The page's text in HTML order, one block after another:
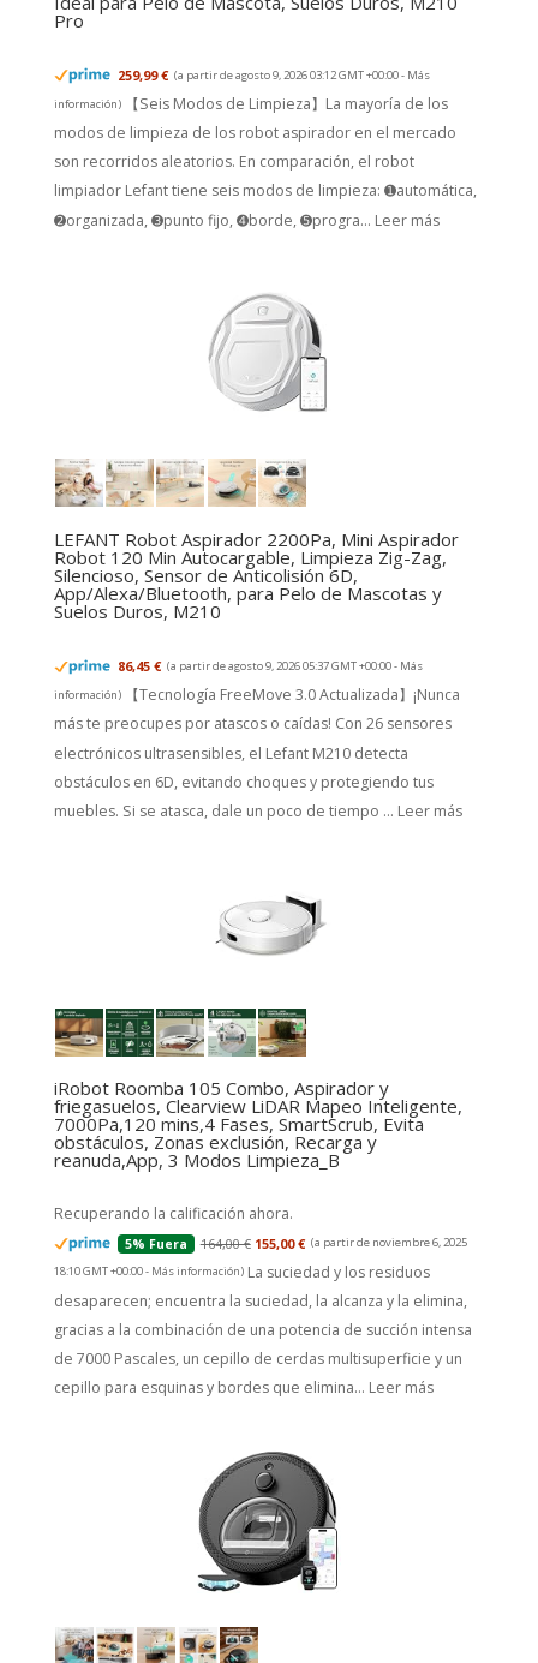
Pro
259,99 € (a partir de agosto 9, 2026 03:12 GMT +00:00 - Más
información)
【Seis Modos de Limpieza】La mayoría de los
modos de limpieza de los robot aspirador en el mercado
son recorridos aleatorios. En comparación, el robot
limpiador Lefant tiene seis modos de limpieza: ➊automática,
➋organizada, ➌punto fijo, ➍borde, ➎progra... Leer más
LEFANT Robot Aspirador 2200Pa, Mini Aspirador
Robot 120 Min Autocargable, Limpieza Zig-Zag,
Silencioso, Sensor de Anticolisión 6D,
App/Alexa/Bluetooth, para Pelo de Mascotas y
Suelos Duros, M210
86,45 € (a partir de agosto 9, 2026 05:37 GMT +00:00 - Más
información)
【Tecnología FreeMove 3.0 Actualizada】¡Nunca
más te preocupes por atascos o caídas! Con 26 sensores
electrónicos ultrasensibles, el Lefant M210 detecta
obstáculos en 6D, evitando choques y protegiendo tus
muebles. Si se atasca, dale un poco de tiempo ... Leer más
iRobot Roomba 105 Combo, Aspirador y
friegasuelos, Clearview LiDAR Mapeo Inteligente,
7000Pa,120 mins,4 Fases, SmartScrub, Evita
obstáculos, Zonas exclusión, Recarga y
reanuda,App, 3 Modos Limpieza_B
Recuperando la calificación ahora.
5% Fuera 164,00 € 155,00 € (a partir de noviembre 6, 2025
18:10 GMT +00:00 - Más información) La suciedad y los residuos
desaparecen; encuentra la suciedad, la alcanza y la elimina,
gracias a la combinación de una potencia de succión intensa
de 7000 Pascales, un cepillo de cerdas multisuperficie y un
cepillo para esquinas y bordes que elimina... Leer más